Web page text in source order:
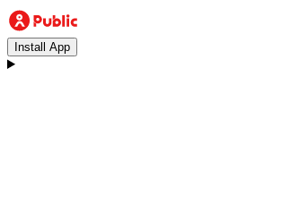
Install App